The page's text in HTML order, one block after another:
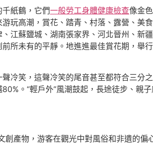
紙鶴，它們一般勞工身體健康檢查像金
玩高潮，賞花、踏青、村落、露營、美
江蘇鹽城、湖南張家界、河北晉州、新
所未有的平靜。地進進最佳賞花期，舉
冷笑，這聲冷笑的尾音甚至都符合三分
。“輕戶外”風潮鼓起，長途徒步、親
產物，游客在觀光中對風俗和非遺的偏